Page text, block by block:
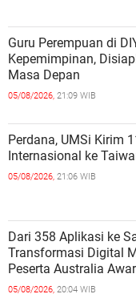
Guru Perempuan di
Kepemimpinan,
Masa Depan
05/08/2026, 21:09 WIB
Perdana, UMSi Kirim
Internasional ke
05/08/2026, 21:06 WIB
Dari 358 Aplikasi ke
Transformasi Digital
Peserta Australia
05/08/2026, 20:04 WIB